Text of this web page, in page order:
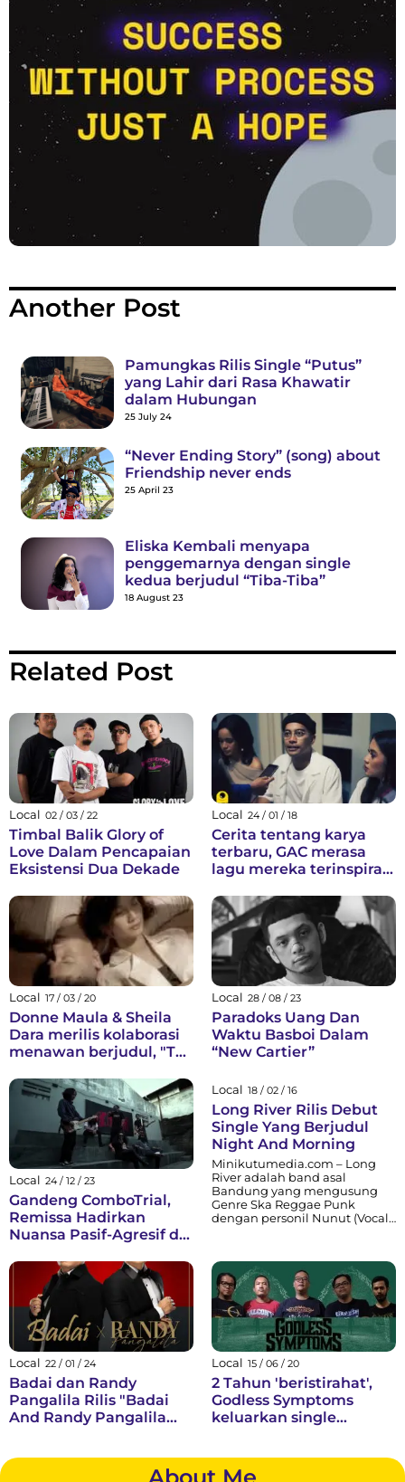
Another Post
Pamungkas Rilis Single “Putus”
yang Lahir dari Rasa Khawatir
dalam Hubungan
25 July 24
“Never Ending Story” (song) about
Friendship never ends
25 April 23
Eliska Kembali menyapa
penggemarnya dengan single
kedua berjudul “Tiba-Tiba”
18 August 23
Related Post
Local 02 / 03 / 22
Timbal Balik Glory of
Love Dalam Pencapaian
Eksistensi Dua Dekade
Local 24 / 01 / 18
Cerita tentang karya
terbaru, GAC merasa
lagu mereka terinspirasi
Local 17 / 03 / 20
Donne Maula & Sheila
Dara merilis kolaborasi
menawan berjudul, "Tak
Local 28 / 08 / 23
Paradoks Uang Dan
Waktu Basboi Dalam
“New Cartier”
Local 24 / 12 / 23
Gandeng ComboTrial,
Remissa Hadirkan
Nuansa Pasif-Agresif di
Local 18 / 02 / 16
Long River Rilis Debut
Single Yang Berjudul
Night And Morning
Minikutumedia.com – Long
River adalah band asal
Bandung yang mengusung
Genre Ska Reggae Punk
dengan personil Nunut (Vocal
yang beranggotakan empat
orang ini memainkan irama
musik yang semangat dan
ceria, karir mereka sebagai DIY
artis sejak 2004 silam sampai
sekarang terinspirasi...
Local 22 / 01 / 24
Badai dan Randy
Pangalila Rilis "Badai
And Randy Pangalila
Local 15 / 06 / 20
2 Tahun 'beristirahat',
Godless Symptoms
keluarkan single